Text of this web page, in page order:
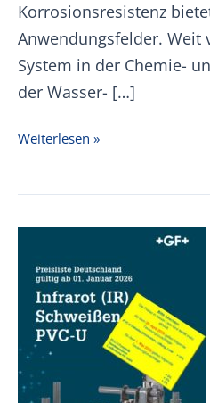
Korrosionsresistenz
Anwendungsfelder. Weit
System in der Chemie-
der Wasser- […]
+GF+
U
Weiterlesen »